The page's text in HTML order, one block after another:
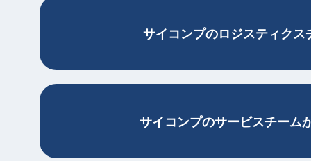
サイコンプのロジスティク
サイコンプのサービスチーム